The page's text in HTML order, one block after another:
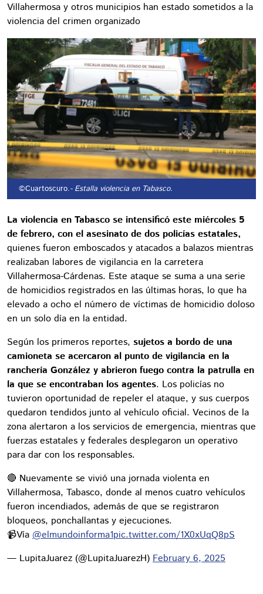
Villahermosa y otros municipios han estado sometidos a la
violencia del crimen organizado
©Cuartoscuro.- Estalla violencia en Tabasco.
La violencia en Tabasco se intensificó este miércoles 5
de febrero, con el asesinato de dos policías estatales,
quienes fueron emboscados y atacados a balazos mientras
realizaban labores de vigilancia en la carretera
Villahermosa-Cárdenas. Este ataque se suma a una serie
de homicidios registrados en las últimas horas, lo que ha
elevado a ocho el número de víctimas de homicidio doloso
en un solo día en la entidad.
Según los primeros reportes, sujetos a bordo de una
camioneta se acercaron al punto de vigilancia en la
ranchería González y abrieron fuego contra la patrulla en
la que se encontraban los agentes. Los policías no
tuvieron oportunidad de repeler el ataque, y sus cuerpos
quedaron tendidos junto al vehículo oficial. Vecinos de la
zona alertaron a los servicios de emergencia, mientras que
fuerzas estatales y federales desplegaron un operativo
para dar con los responsables.
🔴 Nuevamente se vivió una jornada violenta en
Villahermosa, Tabasco, donde al menos cuatro vehículos
fueron incendiados, además de que se registraron
bloqueos, ponchallantas y ejecuciones.
📹Vía @elmundoinforma1pic.twitter.com/1X0xUqQ8pS
— LupitaJuarez (@LupitaJuarezH) February 6, 2025